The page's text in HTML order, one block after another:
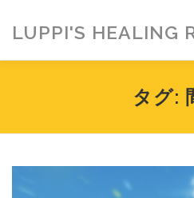
ッ
LUPPI'S HEALING
MENU
タグ: